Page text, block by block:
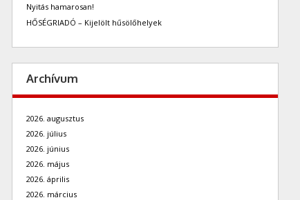
Nyitás hamarosan!
HŐSÉGRIADÓ – Kijelölt hűsölőhelyek
Archívum
2026. augusztus
2026. július
2026. június
2026. május
2026. április
2026. március